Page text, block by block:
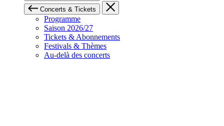
Concerts & Tickets
Programme
Saison 2026/27
Tickets & Abonnements
Festivals & Thèmes
Au-delà des concerts